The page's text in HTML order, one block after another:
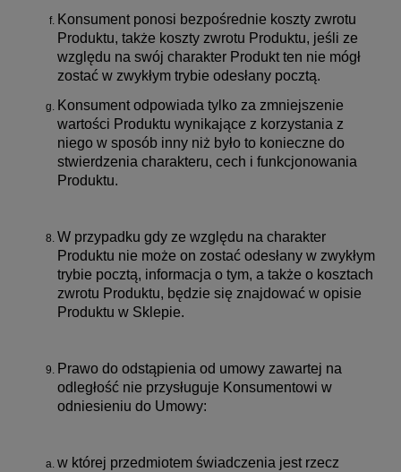
Konsument ponosi bezpośrednie koszty zwrotu
Produktu, także koszty zwrotu Produktu, jeśli ze
względu na swój charakter Produkt ten nie mógł
zostać w zwykłym trybie odesłany pocztą.
Konsument odpowiada tylko za zmniejszenie
wartości Produktu wynikające z korzystania z
niego w sposób inny niż było to konieczne do
stwierdzenia charakteru, cech i funkcjonowania
Produktu.
W przypadku gdy ze względu na charakter
Produktu nie może on zostać odesłany w zwykłym
trybie pocztą, informacja o tym, a także o kosztach
zwrotu Produktu, będzie się znajdować w opisie
Produktu w Sklepie.
Prawo do odstąpienia od umowy zawartej na
odległość nie przysługuje Konsumentowi w
odniesieniu do Umowy:
w której przedmiotem świadczenia jest rzecz